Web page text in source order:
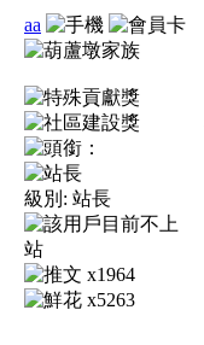
aa
級別: 站長
x1964
x5263